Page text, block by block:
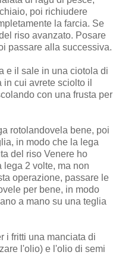
poi richiudere
la farcia. Se
riso avanzato. Posare
passare alla successiva.
e il sale in una ciotola di
cui avrete sciolto il
con una frusta per
rotolandovela bene, poi
in modo che la lega
del riso Venere ho
lega 2 volte, ma non
operazione, passare le
per bene, in modo
a mano su una teglia
i fritti una manciata di
l'olio) e l'olio di semi